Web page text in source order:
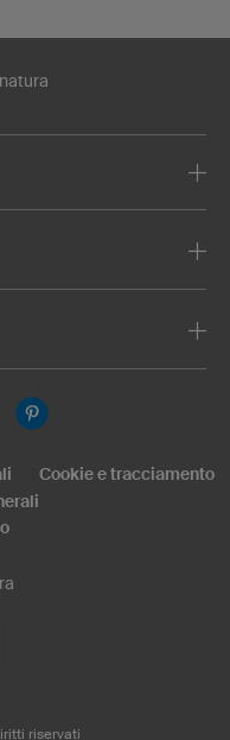
Cookie e tracciamento
riservati